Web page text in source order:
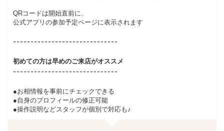
QRコードは開始直前に、
公式アプリの参加予定ページに表示されます
初めての方は早めのご来店がオススメ
●お相情報を事前にチェックできる
●自身のプロフィールの修正可能
●操作説明などスタッフが個別で対応も♪